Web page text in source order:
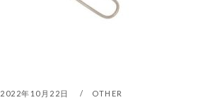
2022年10月22日 OTHER